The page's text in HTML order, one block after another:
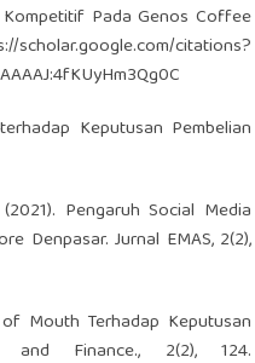
Kompetitif Pada Genos Coffee
scholar.google.com/citations?
Keputusan Pembelian
Pengaruh Social Media
Denpasar. Jurnal EMAS, 2(2),
Mouth Terhadap Keputusan
Finance., 2(2), 124.